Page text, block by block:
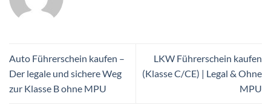
Auto Führerschein kaufen –
Der legale und sichere Weg
zur Klasse B ohne MPU
LKW Führerschein kaufen
(Klasse C/CE) | Legal & Ohne
MPU